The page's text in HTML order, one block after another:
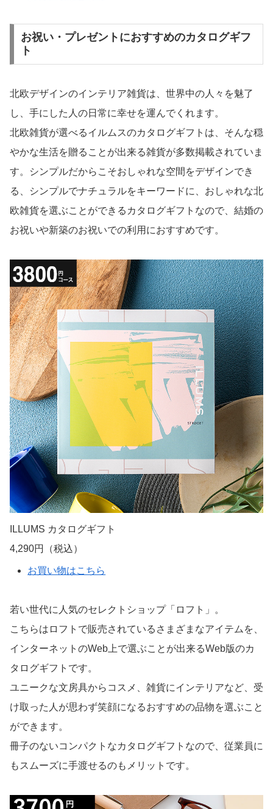
カタログギフト 北海道美食彩紀行 はまなす
11,000円（税込）
お買い物はこちら
お祝い・プレゼントにおすすめのカタログギフ
ト
北欧デザインのインテリア雑貨は、世界中の人々を魅了
し、手にした人の日常に幸せを運んでくれます。
北欧雑貨が選べるイルムスのカタログギフトは、そんな穏
やかな生活を贈ることが出来る雑貨が多数掲載されていま
す。シンプルだからこそおしゃれな空間をデザインでき
る、シンプルでナチュラルをキーワードに、おしゃれな北
欧雑貨を選ぶことができるカタログギフトなので、結婚の
お祝いや新築のお祝いでの利用におすすめです。
ILLUMS カタログギフト